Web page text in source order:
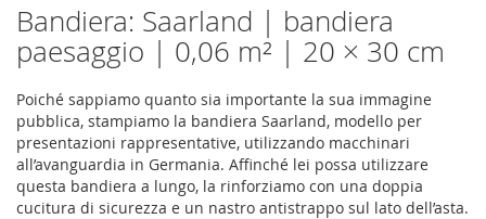
Bandiera: Saarland | bandiera
paesaggio | 0,06 m² | 20 × 30 cm
Poiché sappiamo quanto sia importante la sua immagine
pubblica, stampiamo la bandiera Saarland, modello per
presentazioni rappresentative, utilizzando macchinari
all’avanguardia in Germania. Affinché lei possa utilizzare
questa bandiera a lungo, la rinforziamo con una doppia
cucitura di sicurezza e un nastro antistrappo sul lato dell’asta.